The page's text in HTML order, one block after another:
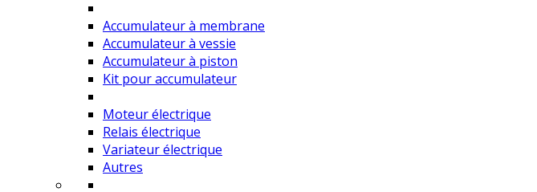
Accumulateur à membrane
Accumulateur à vessie
Accumulateur à piston
Kit pour accumulateur
Moteur électrique
Relais électrique
Variateur électrique
Autres